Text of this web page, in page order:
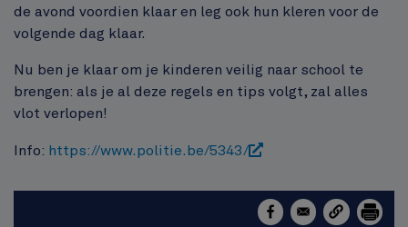
de avond voordien klaar en leg ook hun kleren voor de
volgende dag klaar.
Nu ben je klaar om je kinderen veilig naar school te
brengen: als je al deze regels en tips volgt, zal alles
vlot verlopen!
Info: https://www.politie.be/5343/